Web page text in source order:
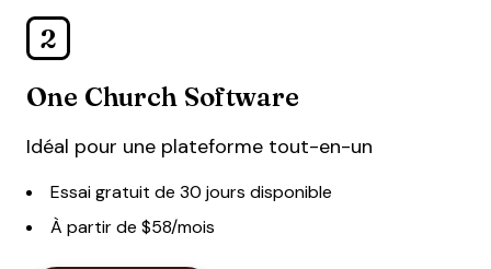
2
One Church Software
Idéal pour une plateforme tout-en-un
Essai gratuit de 30 jours disponible
À partir de $58/mois